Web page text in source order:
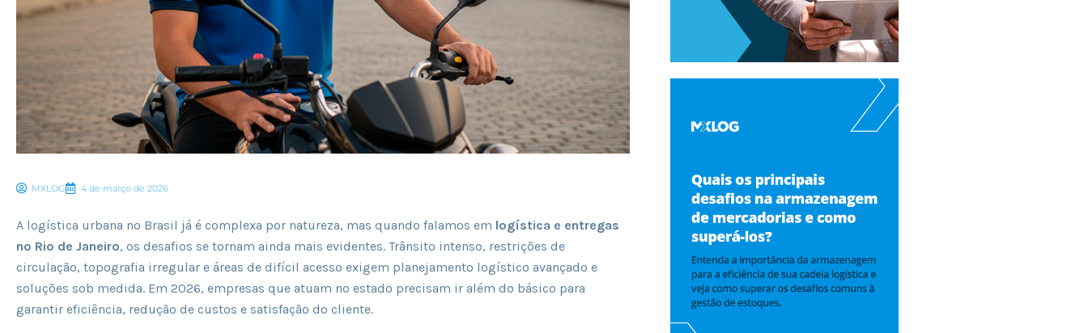
MXLOG 4 de março de 2026
A logística urbana no Brasil já é complexa por natureza, mas quando falamos em logística e entregas
no Rio de Janeiro, os desafios se tornam ainda mais evidentes. Trânsito intenso, restrições de
circulação, topografia irregular e áreas de difícil acesso exigem planejamento logístico avançado e
soluções sob medida. Em 2026, empresas que atuam no estado precisam ir além do básico para
garantir eficiência, redução de custos e satisfação do cliente.